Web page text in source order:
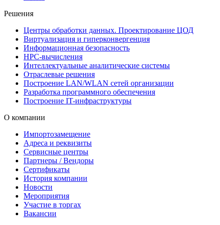
Решения
Центры обработки данных. Проектирование ЦОД
Виртуализация и гиперконвергенция
Информационная безопасность
HPC-вычисления
Интеллектуальные аналитические системы
Отраслевые решения
Построение LAN/WLAN сетей организации
Разработка программного обеспечения
Построение IT-инфраструктуры
О компании
Импортозамещение
Адреса и реквизиты
Сервисные центры
Партнеры / Вендоры
Сертификаты
История компании
Новости
Мероприятия
Участие в торгах
Вакансии